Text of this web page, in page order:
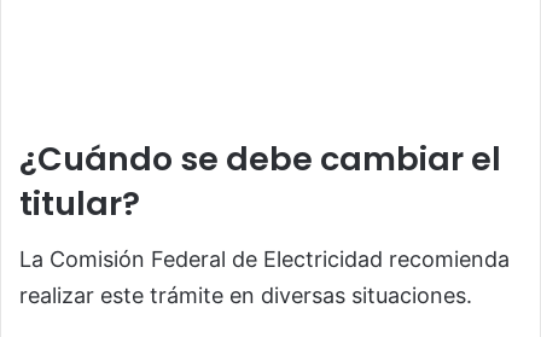
¿Cuándo se debe cambiar el
titular?
La Comisión Federal de Electricidad recomienda
realizar este trámite en diversas situaciones.